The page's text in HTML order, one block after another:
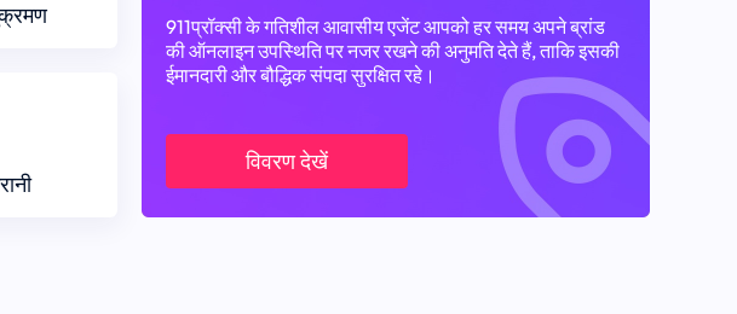
911प्रॉक्सी के गतिशील आवासीय एजेंट आपको हर समय अपने ब्रांड
की ऑनलाइन उपस्थिति पर नजर रखने की अनुमति देते हैं, ताकि इसकी
ईमानदारी और बौद्धिक संपदा सुरक्षित रहे।
विवरण देखें